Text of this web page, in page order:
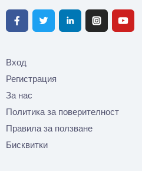
Вход
Регистрация
За нас
Политика за поверителност
Правила за ползване
Бисквитки